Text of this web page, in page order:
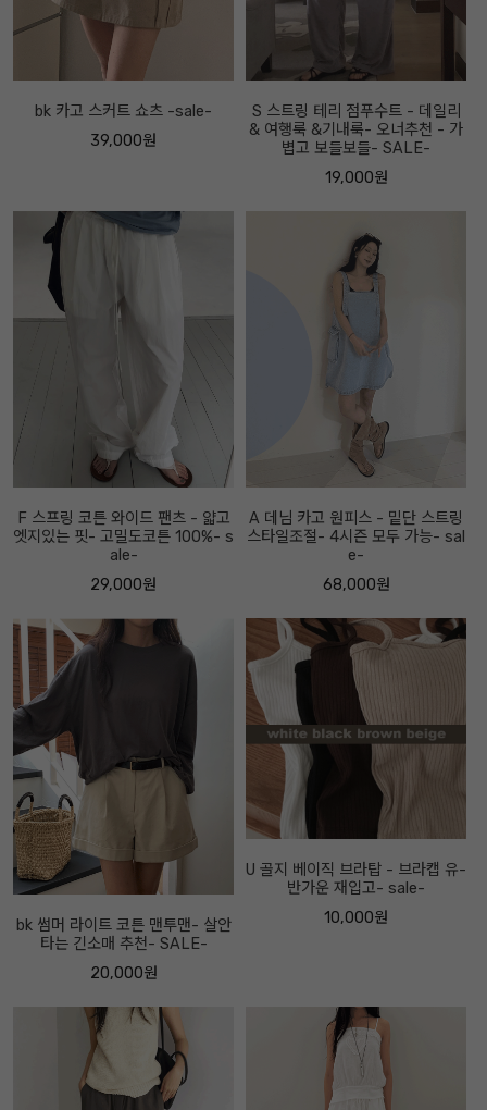
bk 카고 스커트 쇼츠 -sale-
39,000원
S 스트링 테리 점푸수트 - 데일리
& 여행룩 &기내룩- 오너추천 - 가
볍고 보들보들- SALE-
19,000원
F 스프링 코튼 와이드 팬츠 - 얇고
엣지있는 핏- 고밀도코튼 100%- s
ale-
29,000원
A 데님 카고 원피스 - 밑단 스트링
스타일조절- 4시즌 모두 가능- sal
e-
68,000원
bk 썸머 라이트 코튼 맨투맨- 살안
타는 긴소매 추천- SALE-
20,000원
U 골지 베이직 브라탑 - 브라캡 유-
반가운 재입고- sale-
10,000원